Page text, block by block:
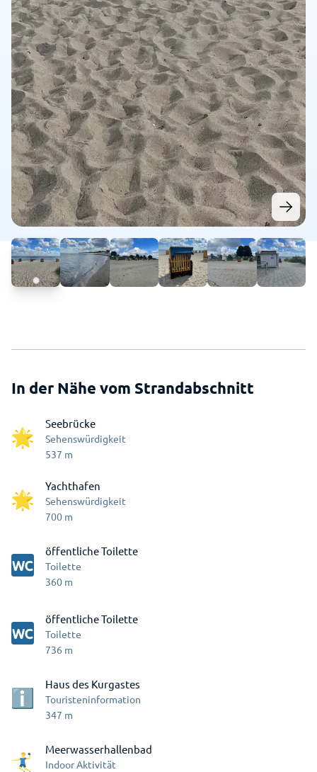
In der Nähe vom Strandabschnitt
Seebrücke
Sehenswürdigkeit
537 m
Yachthafen
Sehenswürdigkeit
700 m
öffentliche Toilette
Toilette
360 m
öffentliche Toilette
Toilette
736 m
Haus des Kurgastes
Touristeninformation
347 m
Meerwasserhallenbad
Indoor Aktivität